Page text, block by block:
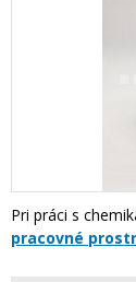
Pri práci s
pracovné